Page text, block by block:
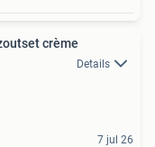
crème
Details
7 jul 26